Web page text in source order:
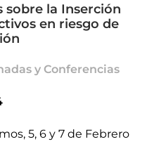
sobre la Inserción
en riesgo de
y Conferencias
5, 6 y 7 de Febrero